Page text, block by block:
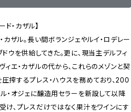
・カザル】
ザル。長い間ボランジェやルイ・ロデレー
ドウを供給してきた。更に、現当主デルフィ
ィエ・カザルの代から、これらのメゾンと契
搾するプレス・ハウスを務めており、200
ル・オジェに醸造用セラーを新設して以降
け、プレスだけではなく果汁をワインにす